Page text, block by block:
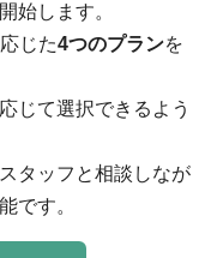
始します。
じた4つのプランを
じて選択できるよう
タッフと相談しなが
です。